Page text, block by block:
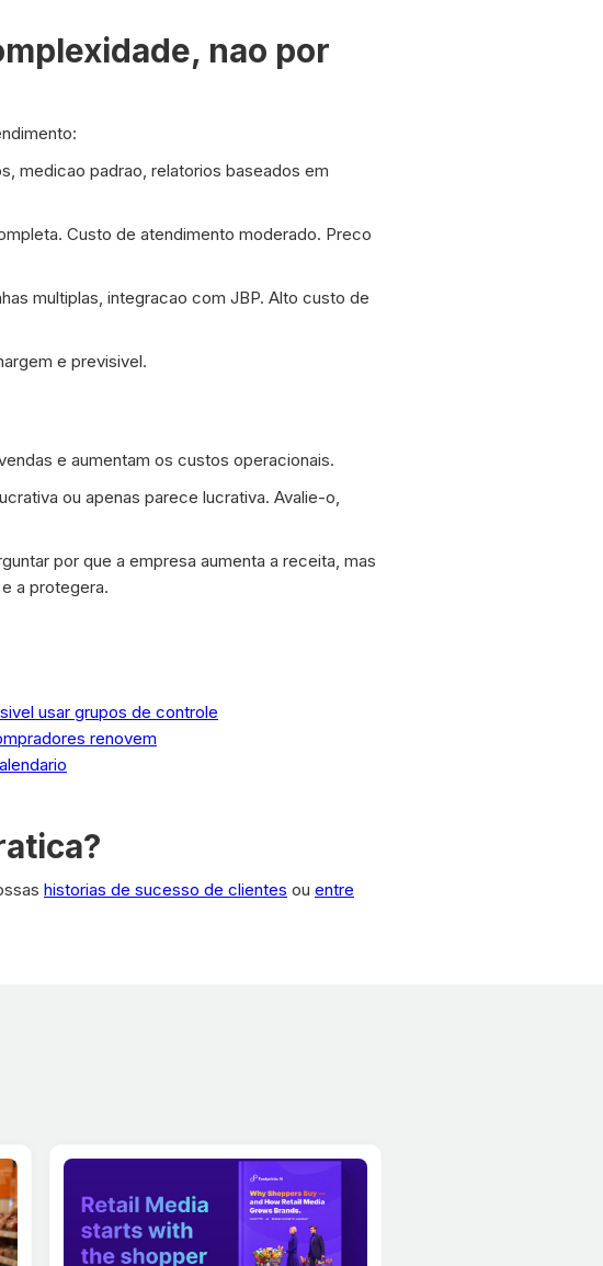
nao por
medicao padrao, relatorios baseados em
Custo de atendimento moderado. Preco
multiplas, integracao com JBP. Alto custo de
e previsivel.
e aumentam os custos operacionais.
ou apenas parece lucrativa. Avalie-o,
por que a empresa aumenta a receita, mas
a protegera.
usar grupos de controle
renovem
historias de sucesso de clientes ou entre